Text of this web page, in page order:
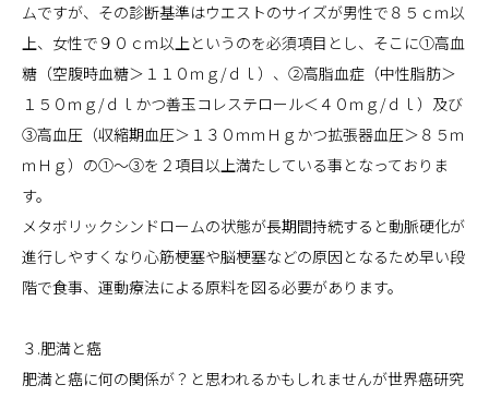
ムですが、その診断基準はウエストのサイズが男性で８５ｃｍ以
上、女性で９０ｃｍ以上というのを必須項目とし、そこに①高血
糖（空腹時血糖＞１１０ｍｇ/ｄｌ）、②高脂血症（中性脂肪＞
１５０ｍｇ/ｄｌかつ善玉コレステロール＜４０ｍｇ/ｄｌ）及び
③高血圧（収縮期血圧＞１３０ｍｍＨｇかつ拡張器血圧＞８５ｍ
ｍＨｇ）の①～③を２項目以上満たしている事となっておりま
す。
メタボリックシンドロームの状態が長期間持続すると動脈硬化が
進行しやすくなり心筋梗塞や脳梗塞などの原因となるため早い段
階で食事、運動療法による原料を図る必要があります。
３.肥満と癌
肥満と癌に何の関係が？と思われるかもしれませんが世界癌研究